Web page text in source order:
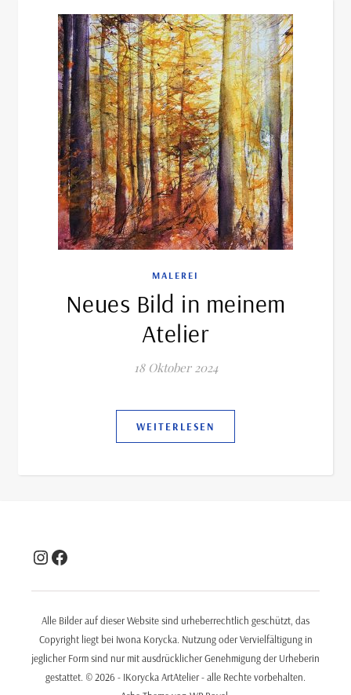
MALEREI
Neues Bild in meinem
Atelier
18 Oktober 2024
WEITERLESEN
Instagram
Facebook
Alle Bilder auf dieser Website sind urheberrechtlich geschützt, das
Copyright liegt bei Iwona Korycka. Nutzung oder Vervielfältigung in
jeglicher Form sind nur mit ausdrücklicher Genehmigung der Urheberin
gestattet. © 2026 - IKorycka ArtAtelier - alle Rechte vorbehalten.